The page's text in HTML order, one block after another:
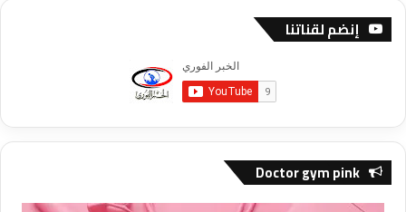
إنضم لقناتنا
Doctor gym pink